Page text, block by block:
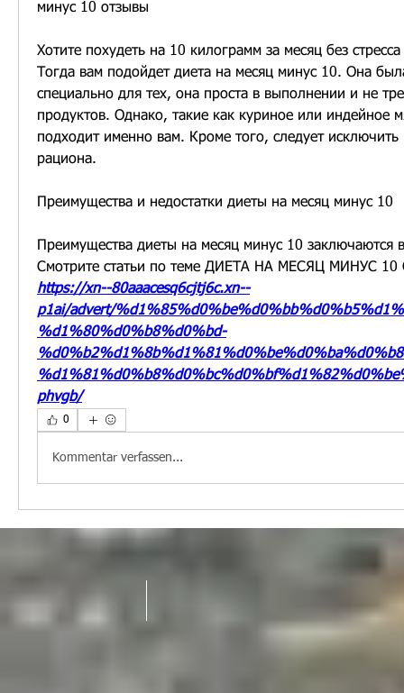
минус 10 отзывы
Хотите похудеть на 10 килограмм за месяц без
Тогда вам подойдет диета на месяц минус 10. Она
специально для тех, она проста в выполнении и не
продуктов. Однако, такие как куриное или индейное
подходит именно вам. Кроме того, следует исключить
рациона.
Преимущества и недостатки диеты на месяц минус 10
Преимущества диеты на месяц минус 10 заключаются
Смотрите статьи по теме ДИЕТА НА МЕСЯЦ МИНУС
https://xn--80aaacesq6cjtj6c.xn--
p1ai/advert/
%d1%80%d0%b8%d0%bd-
phvgb/
0
Kommentar verfassen...